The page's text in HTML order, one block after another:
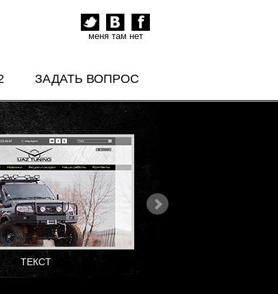
меня там нет
ЗАДАТЬ ВОПРОС
ТЕКСТ